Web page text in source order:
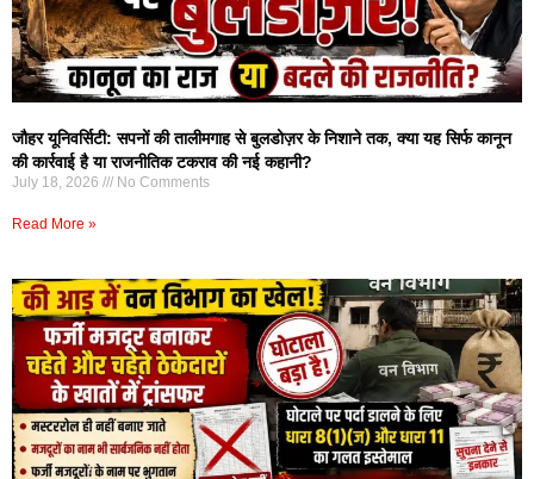
जौहर यूनिवर्सिटी: सपनों की तालीमगाह से बुलडोज़र के निशाने तक, क्या यह सिर्फ कानून
की कार्रवाई है या राजनीतिक टकराव की नई कहानी?
July 18, 2026 No Comments
Read More »